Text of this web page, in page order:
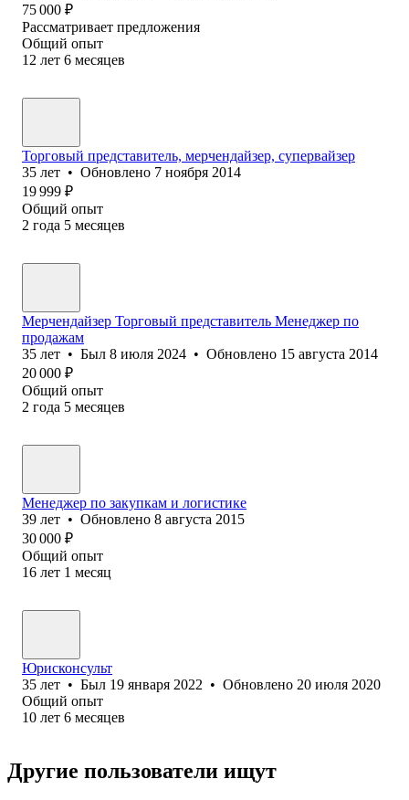
75 000 ₽
Рассматривает предложения
Общий опыт
12 лет 6 месяцев
Торговый представитель, мерчендайзер, супервайзер
35 лет • Обновлено 7 ноября 2014
19 999 ₽
Общий опыт
2 года 5 месяцев
Мерчендайзер Торговый представитель Менеджер по
продажам
35 лет • Был 8 июля 2024 • Обновлено 15 августа 2014
20 000 ₽
Общий опыт
2 года 5 месяцев
Менеджер по закупкам и логистике
39 лет • Обновлено 8 августа 2015
30 000 ₽
Общий опыт
16 лет 1 месяц
Юрисконсульт
35 лет • Был 19 января 2022 • Обновлено 20 июля 2020
Общий опыт
10 лет 6 месяцев
Другие пользователи ищут